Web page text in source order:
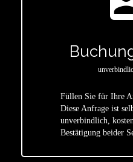
Füllen Sie für Ihre
Diese Anfrage ist
unverbindlich,
Bestätigung beider